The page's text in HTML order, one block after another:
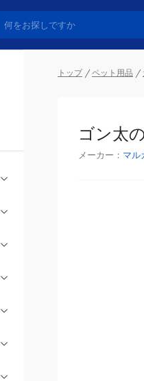
トップ ペット用品
ゴン太
メーカー： マル